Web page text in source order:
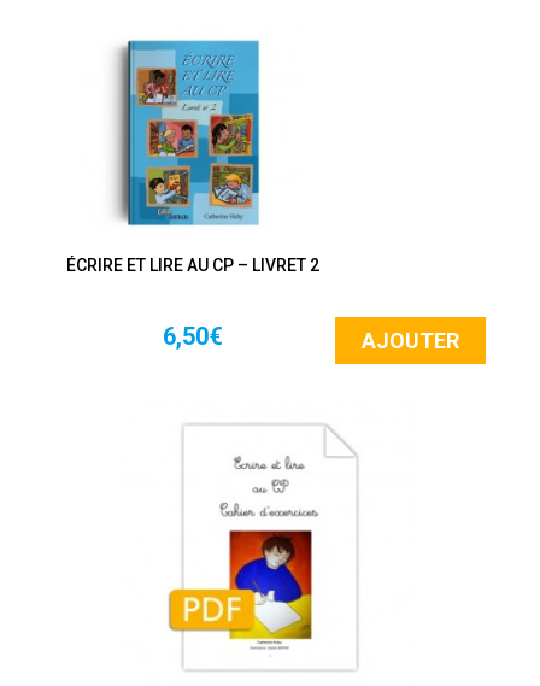
ÉCRIRE ET LIRE AU CP – LIVRET 2
6,50€ AJOUTER